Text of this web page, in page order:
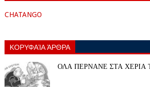
CHATANGO
ΚΟΡΥΦΑΊΑ ΆΡΘΡΑ
ΟΛΑ ΠΕΡΝΑΝΕ ΣΤΑ ΧΕΡΙΑ